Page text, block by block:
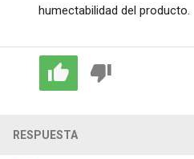
humectabilidad del producto.
RESPUESTA